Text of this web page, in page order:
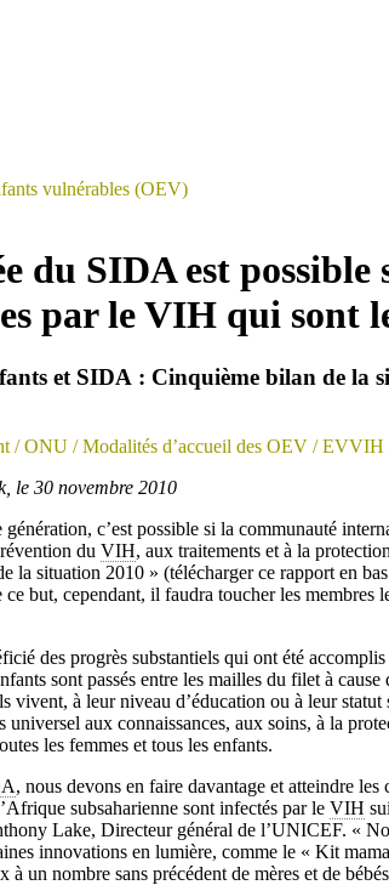
vulnérables (OEV)
du SIDA est possible
par le VIH qui sont
et SIDA : Cinquième bilan de la
/ ONU / Modalités d’accueil des OEV / EVVIH
le 30 novembre 2010
génération, c’est possible si la communauté
du VIH, aux traitements et à la
la situation 2010 » (télécharger ce rapport en
but, cependant, il faudra toucher les membres
des progrès substantiels qui ont été
sont passés entre les mailles du filet à cause
vivent, à leur niveau d’éducation ou à leur
universel aux connaissances, aux soins, à la
les femmes et tous les enfants.
, nous devons en faire davantage et atteindre les
subsaharienne sont infectés par le VIH
Lake, Directeur général de l’UNICEF. «
innovations en lumière, comme le « Kit
un nombre sans précédent de mères et de